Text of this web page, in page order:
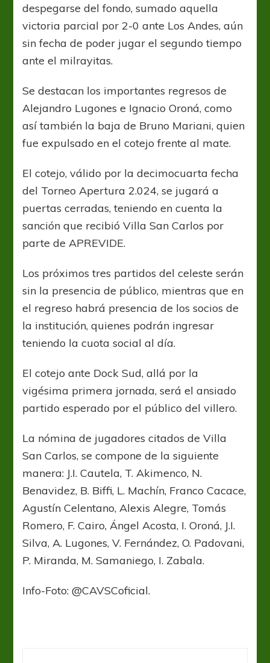
despegarse del fondo, sumado aquella
victoria parcial por 2-0 ante Los Andes, aún
sin fecha de poder jugar el segundo tiempo
ante el milrayitas.
Se destacan los importantes regresos de
Alejandro Lugones e Ignacio Oroná, como
así también la baja de Bruno Mariani, quien
fue expulsado en el cotejo frente al mate.
El cotejo, válido por la decimocuarta fecha
del Torneo Apertura 2.024, se jugará a
puertas cerradas, teniendo en cuenta la
sanción que recibió Villa San Carlos por
parte de APREVIDE.
Los próximos tres partidos del celeste serán
sin la presencia de público, mientras que en
el regreso habrá presencia de los socios de
la institución, quienes podrán ingresar
teniendo la cuota social al día.
El cotejo ante Dock Sud, allá por la
vigésima primera jornada, será el ansiado
partido esperado por el público del villero.
La nómina de jugadores citados de Villa
San Carlos, se compone de la siguiente
manera: J.I. Cautela, T. Akimenco, N.
Benavidez, B. Biffi, L. Machín, Franco Cacace,
Agustín Celentano, Alexis Alegre, Tomás
Romero, F. Cairo, Ángel Acosta, I. Oroná, J.I.
Silva, A. Lugones, V. Fernández, O. Padovani,
P. Miranda, M. Samaniego, I. Zabala.
Info-Foto: @CAVSCoficial.